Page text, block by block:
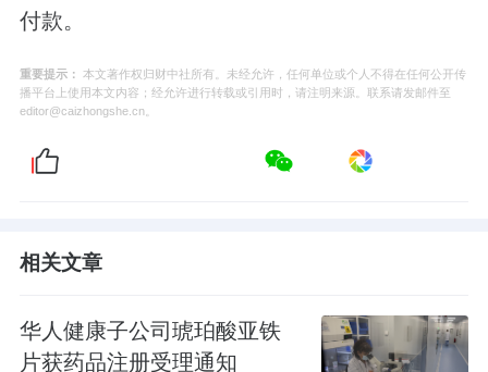
付款。
重要提示： 本文著作权归财中社所有。未经允许，任何单位或个人不得在任何公开传
播平台上使用本文内容；经允许进行转载或引用时，请注明来源。联系请发邮件至
editor@caizhongshe.cn。
相关文章
华人健康子公司琥珀酸亚铁
片获药品注册受理通知